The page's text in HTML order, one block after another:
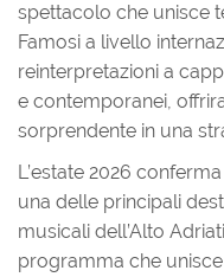
spettacolo che unisce
Famosi a livello
reinterpretazioni a
e contemporanei,
sorprendente in una
L’estate 2026
una delle principali
musicali dell’Alto
programma che